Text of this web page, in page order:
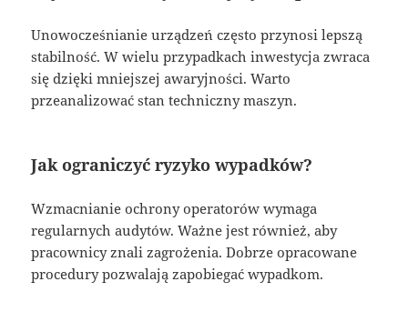
Unowocześnianie urządzeń często przynosi lepszą
stabilność. W wielu przypadkach inwestycja zwraca
się dzięki mniejszej awaryjności. Warto
przeanalizować stan techniczny maszyn.
Jak ograniczyć ryzyko wypadków?
Wzmacnianie ochrony operatorów wymaga
regularnych audytów. Ważne jest również, aby
pracownicy znali zagrożenia. Dobrze opracowane
procedury pozwalają zapobiegać wypadkom.